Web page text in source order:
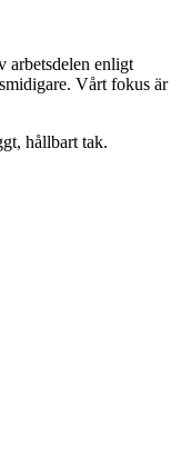
arbetsdelen enligt
Vårt fokus är
hållbart tak.